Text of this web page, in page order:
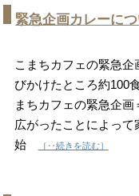
緊急企画カレーに
こまちカフェの緊急
びかけたところ約100
まちカフェの緊急企
広がったことによって
始
［‥続きを読む］